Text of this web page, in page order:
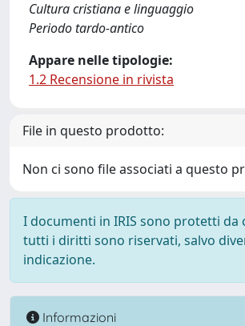
Cultura cristiana e linguaggio
Periodo tardo-antico
Appare nelle tipologie:
1.2 Recensione in rivista
File in questo prodotto:
Non ci sono file associati a questo
I documenti in IRIS sono protetti da
tutti i diritti sono riservati, salvo
indicazione.
Informazioni